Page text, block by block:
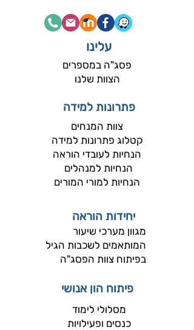
עלינו
פסג"ה במספרים
הצוות שלנו
פתרונות למידה
צוות המנחים​
קטלוג פתרונות למידה
הנחיות לעובדי הוראה
הנחיות למנהלים
הנחיות למורי המורים
יחידות הוראה
מגוון מערכי שיעור
המותאמים לשכבות הגיל
בפיתוח צוות הפסג"ה
פיתוח הון אנושי
מסלולי לימוד
כנסים ופעילויות